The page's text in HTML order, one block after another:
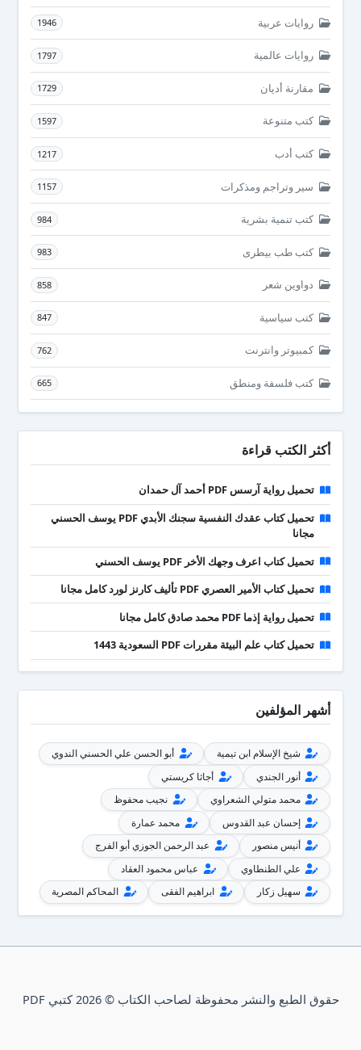
روايات عربية 1946
روايات عالمية 1797
مقارنة أديان 1729
كتب متنوعة 1597
كتب أدب 1217
سير وتراجم ومذكرات 1157
كتب تنمية بشرية 984
كتب طب بيطرى 983
دواوين شعر 858
كتب سياسية 847
كمبيوتر وانترنت 762
كتب فلسفة ومنطق 665
أكثر الكتب قراءة
تحميل رواية آرسس PDF أحمد آل حمدان
تحميل كتاب عقدك النفسية سجنك الأبدي PDF يوسف الحسني
مجانا
تحميل كتاب اعرف وجهك الأخر PDF يوسف الحسني
تحميل كتاب الأمير العصري PDF تأليف كارنز لورد كامل مجانا
تحميل رواية إذما PDF محمد صادق كامل مجانا
تحميل كتاب علم البيئة مقررات PDF السعودية 1443
أشهر المؤلفين
شيخ الإسلام ابن تيمية
أبو الحسن علي الحسني الندوي
أنور الجندي
أجاثا كريستي
محمد متولي الشعراوي
نجيب محفوظ
إحسان عبد القدوس
محمد عمارة
أنيس منصور
عبد الرحمن الجوزي أبو الفرج
علي الطنطاوي
عباس محمود العقاد
سهيل زكار
ابراهيم الفقى المحاكم المصرية
حقوق الطبع والنشر محفوظة لصاحب الكتاب © 2026 كتبي PDF